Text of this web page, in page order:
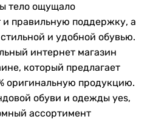
тело ощущало
правильную поддержку, а
и удобной обувью.
интернет магазин
который предлагает
оригинальную продукцию.
обуви и одежды yes,
ассортимент